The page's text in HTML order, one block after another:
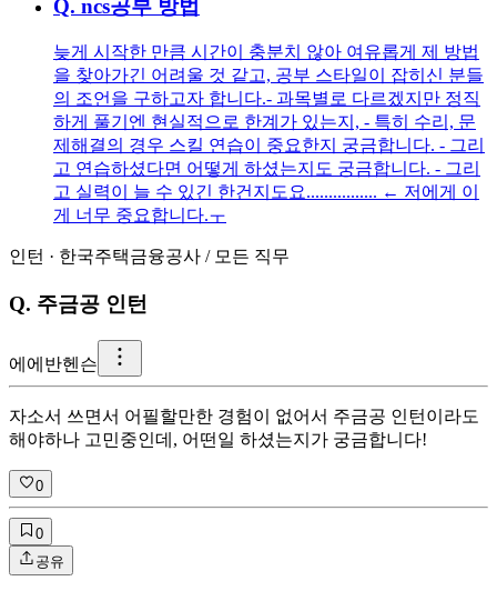
Q. ncs공부 방법
늦게 시작한 만큼 시간이 충분치 않아 여유롭게 제 방법
을 찾아가긴 어려울 것 같고, 공부 스타일이 잡히신 분들
의 조언을 구하고자 합니다. ​ - 과목별로 다르겠지만 정직
하게 풀기엔 현실적으로 한계가 있는지, - 특히 수리, 문
제해결의 경우 스킬 연습이 중요한지 궁금합니다. - 그리
고 연습하셨다면 어떻게 하셨는지도 궁금합니다. - 그리
고 실력이 늘 수 있긴 한건지도요................ ← 저에게 이
게 너무 중요합니다.ㅜ
인턴 · 한국주택금융공사 / 모든 직무
Q. 주금공 인턴
에 에반헨슨
자소서 쓰면서 어필할만한 경험이 없어서 주금공 인턴이라도
해야하나 고민중인데, 어떤일 하셨는지가 궁금합니다!
0
0
공유